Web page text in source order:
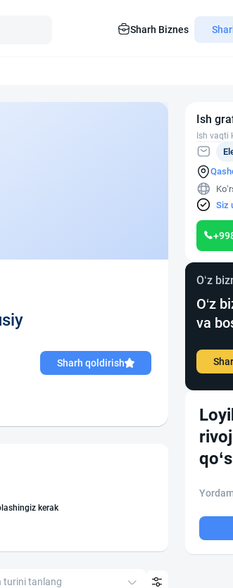
Sharh Biznes
Sharh qoldirish
kerak
turini tanlang
Ish
Ish vaqti
Siz
O‘z
O‘z
va